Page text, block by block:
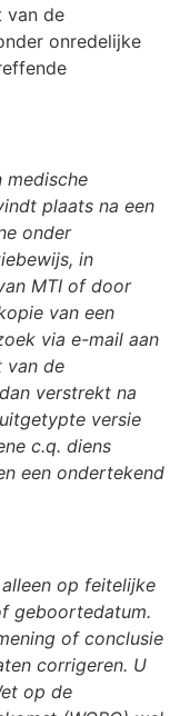
van de
onredelijke
medische
plaats na een
onder
in
MTI of door
van een
via e-mail aan
van de
verstrekt na
versie
c.q. diens
een ondertekend
op feitelijke
geboortedatum.
of conclusie
corrigeren. U
op de